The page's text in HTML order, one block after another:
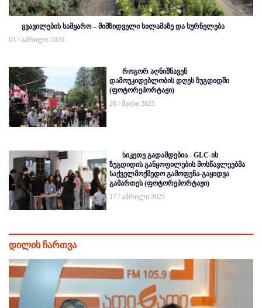
ყვავილების სამყარო – მიმზიდველი სილამაზე და სურნელება
03 / აპრილი 2026
როგორ აღნიშნავენ
დამოუკიდებლობის დღეს ზუგდიდში
(ფოტორეპორტაჟი)
26 / მაისი 2025
სიკეთე გადამდებია - GLC-ის
ზუგდიდის განყოფილების მოსწავლეებმა
საქველმოქმედო გამოფენა-გაყიდვა
გამართეს (ფოტორეპორტაჟი)
17 / აპრილი 2025
დილის ჩართვა